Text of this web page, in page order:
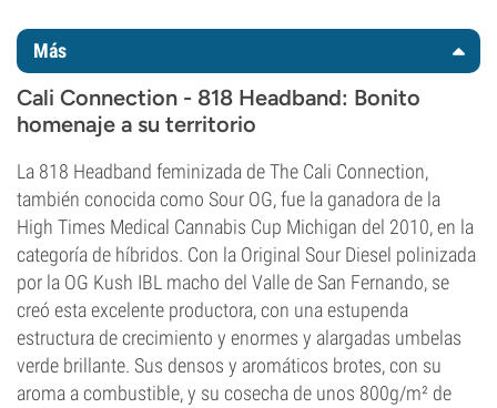
Más
Cali Connection - 818 Headband: Bonito
homenaje a su territorio
La 818 Headband feminizada de The Cali Connection,
también conocida como Sour OG, fue la ganadora de la
High Times Medical Cannabis Cup Michigan del 2010, en la
categoría de híbridos. Con la Original Sour Diesel polinizada
por la OG Kush IBL macho del Valle de San Fernando, se
creó esta excelente productora, con una estupenda
estructura de crecimiento y enormes y alargadas umbelas
verde brillante. Sus densos y aromáticos brotes, con su
aroma a combustible, y su cosecha de unos 800g/m² de